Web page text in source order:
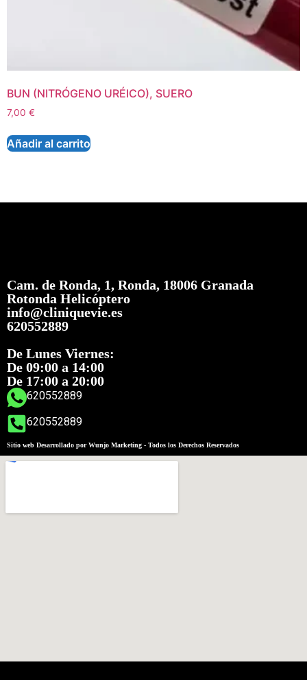
BUN (NITRÓGENO URÉICO), SUERO
7,00 €
Añadir al carrito
Cam. de Ronda, 1, Ronda, 18006 Granada
Rotonda Helicóptero
info@cliniquevie.es
620552889
De Lunes Viernes:
De 09:00 a 14:00
De 17:00 a 20:00
620552889
620552889
Sitio web Desarrollado por Wunjo Marketing - Todos los Derechos Reservados